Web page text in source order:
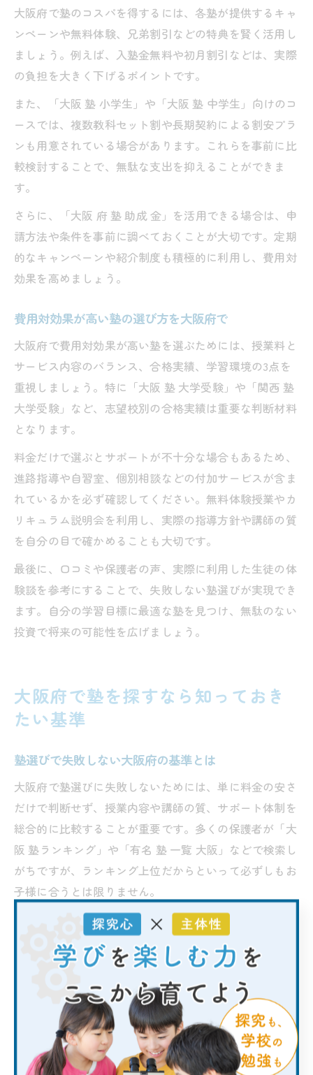
大阪府で塾のコスパを得するには、各塾が提供するキャ
ンペーンや無料体験、兄弟割引などの特典を賢く活用し
ましょう。例えば、入塾金無料や初月割引などは、実際
の負担を大きく下げるポイントです。
また、「大阪 塾 小学生」や「大阪 塾 中学生」向けのコ
ースでは、複数教科セット割や長期契約による割安プラ
ンも用意されている場合があります。これらを事前に比
較検討することで、無駄な支出を抑えることができま
す。
さらに、「大阪 府 塾 助成 金」を活用できる場合は、申
請方法や条件を事前に調べておくことが大切です。定期
的なキャンペーンや紹介制度も積極的に利用し、費用対
効果を高めましょう。
費用対効果が高い塾の選び方を大阪府で
大阪府で費用対効果が高い塾を選ぶためには、授業料と
サービス内容のバランス、合格実績、学習環境の3点を
重視しましょう。特に「大阪 塾 大学受験」や「関西 塾
大学受験」など、志望校別の合格実績は重要な判断材料
となります。
料金だけで選ぶとサポートが不十分な場合もあるため、
進路指導や自習室、個別相談などの付加サービスが含ま
れているかを必ず確認してください。無料体験授業やカ
リキュラム説明会を利用し、実際の指導方針や講師の質
を自分の目で確かめることも大切です。
最後に、口コミや保護者の声、実際に利用した生徒の体
験談を参考にすることで、失敗しない塾選びが実現でき
ます。自分の学習目標に最適な塾を見つけ、無駄のない
投資で将来の可能性を広げましょう。
大阪府で塾を探すなら知っておき
たい基準
塾選びで失敗しない大阪府の基準とは
大阪府で塾選びに失敗しないためには、単に料金の安さ
だけで判断せず、授業内容や講師の質、サポート体制を
総合的に比較することが重要です。多くの保護者が「大
阪 塾ランキング」や「有名 塾 一覧 大阪」などで検索し
がちですが、ランキング上位だからといって必ずしもお
子様に合うとは限りません。
特に大阪府では、集団指導型と個別指導型、オンライン
対応や少人数制など多様なスタイルの塾が存在します。
それぞれの特徴を理解し、お子様の性格や学習状況に合
った塾を選ぶことがコスパ向上のポイントです。例え
ば、苦手科目を重点的に克服したい場合は個別指導型、
大人数で競い合いながら学習意欲を高めたい場合は集団
指導型が適しています。